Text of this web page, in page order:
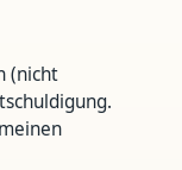
(nicht